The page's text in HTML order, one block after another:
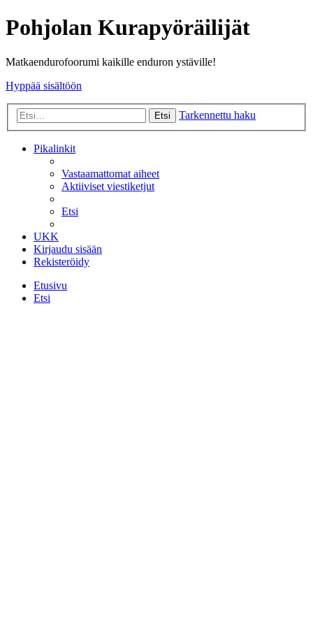
Pohjolan Kurapyöräilijät
Matkaendurofoorumi kaikille enduron ystäville!
Hyppää sisältöön
Etsi Tarkennettu haku
Pikalinkit
Vastaamattomat aiheet
Aktiiviset viestiketjut
Etsi
UKK
Kirjaudu sisään
Rekisteröidy
Etusivu
Etsi